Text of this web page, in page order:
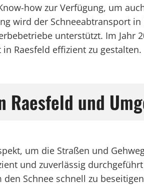
how zur Verfügung, um
wird der Schneeabtransport
unterstützt. Im Jahr
Raesfeld effizient zu gestalten.
und
um die Straßen und
und zuverlässig
Schnee schnell zu